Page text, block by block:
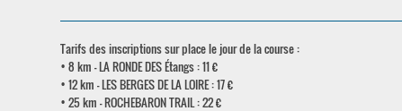
Tarifs des inscriptions sur place le jour de la course :
• 8 km - LA RONDE DES Étangs : 11 €
• 12 km - LES BERGES DE LA LOIRE : 17 €
• 25 km - ROCHEBARON TRAIL : 22 €